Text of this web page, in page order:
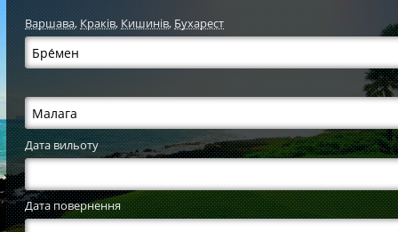
Варшава, Краків, Кишинів, Бухарест
Дата вильоту
Дата повернення